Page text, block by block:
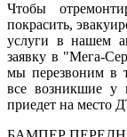
Чтобы
покрасить,
услуги в нашем
заявку в "Мега-
мы перезвоним в
все возникшие у
приедет на место